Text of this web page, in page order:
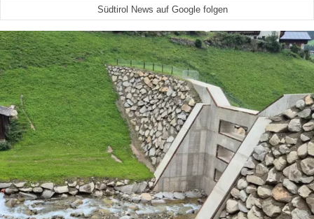
Südtirol News auf Google folgen